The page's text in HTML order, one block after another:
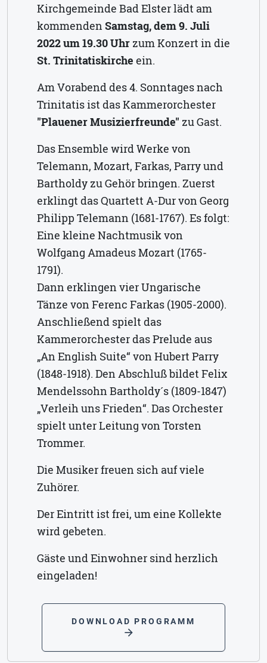
Kirchgemeinde Bad Elster lädt am
kommenden Samstag, dem 9. Juli
2022 um 19.30 Uhr zum Konzert in die
St. Trinitatiskirche ein.
Am Vorabend des 4. Sonntages nach
Trinitatis ist das Kammerorchester
"Plauener Musizierfreunde" zu Gast.
Das Ensemble wird Werke von
Telemann, Mozart, Farkas, Parry und
Bartholdy zu Gehör bringen. Zuerst
erklingt das Quartett A-Dur von Georg
Philipp Telemann (1681-1767). Es folgt:
Eine kleine Nachtmusik von
Wolfgang Amadeus Mozart (1765-
1791).
Dann erklingen vier Ungarische
Tänze von Ferenc Farkas (1905-2000).
Anschließend spielt das
Kammerorchester das Prelude aus
„An English Suite“ von Hubert Parry
(1848-1918). Den Abschluß bildet Felix
Mendelssohn Bartholdy´s (1809-1847)
„Verleih uns Frieden“. Das Orchester
spielt unter Leitung von Torsten
Trommer.
Die Musiker freuen sich auf viele
Zuhörer.
Der Eintritt ist frei, um eine Kollekte
wird gebeten.
Gäste und Einwohner sind herzlich
eingeladen!
DOWNLOAD PROGRAMM
arrow_forward